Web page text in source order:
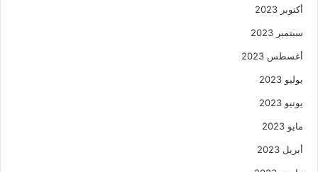
أكتوبر 2023
سبتمبر 2023
أغسطس 2023
يوليو 2023
يونيو 2023
مايو 2023
أبريل 2023